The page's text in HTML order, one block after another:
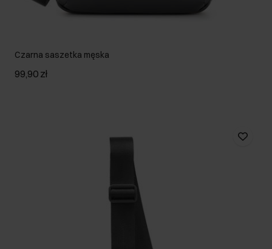
Czarna saszetka męska
99,90 zł